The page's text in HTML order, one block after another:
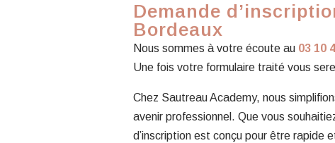
Demande
Bordeaux
Nous sommes à votre écoute au 03 10
Une fois votre formulaire traité vous
Chez Sautreau Academy, nous
avenir professionnel. Que vous
d’inscription est conçu pour être rapide